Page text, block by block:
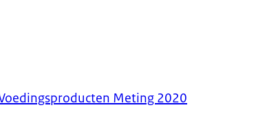
Meting 2020